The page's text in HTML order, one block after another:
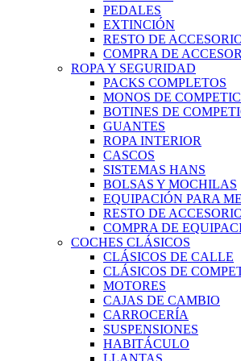
PEDALES
EXTINCIÓN
RESTO DE
COMPRA DE
ROPA Y SEGURIDAD
PACKS COMPLETOS
MONOS DE
BOTINES DE
GUANTES
ROPA INTERIOR
CASCOS
SISTEMAS HANS
BOLSAS Y MOCHILAS
EQUIPACIÓN PARA
RESTO DE
COMPRA DE
COCHES CLÁSICOS
CLÁSICOS DE CALLE
CLÁSICOS DE
MOTORES
CAJAS DE CAMBIO
CARROCERÍA
SUSPENSIONES
HABITÁCULO
LLANTAS